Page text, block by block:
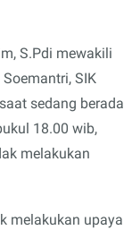
S.Pdi mewakili
SIK
sedang berada
18.00 wib,
melakukan
melakukan upaya